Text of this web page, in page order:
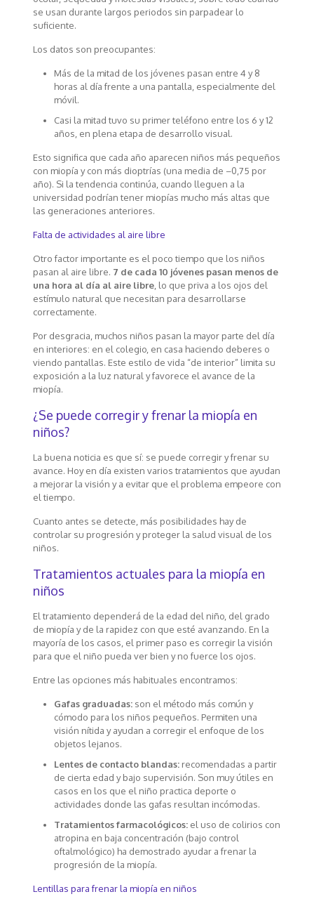
se usan durante largos periodos sin parpadear lo
suficiente.
Los datos son preocupantes:
Más de la mitad de los jóvenes pasan entre 4 y 8
horas al día frente a una pantalla, especialmente del
móvil.
Casi la mitad tuvo su primer teléfono entre los 6 y 12
años, en plena etapa de desarrollo visual.
Esto significa que cada año aparecen niños más pequeños
con miopía y con más dioptrías (una media de –0,75 por
año). Si la tendencia continúa, cuando lleguen a la
universidad podrían tener miopías mucho más altas que
las generaciones anteriores.
Falta de actividades al aire libre
Otro factor importante es el poco tiempo que los niños
pasan al aire libre. 7 de cada 10 jóvenes pasan menos de
una hora al día al aire libre, lo que priva a los ojos del
estímulo natural que necesitan para desarrollarse
correctamente.
Por desgracia, muchos niños pasan la mayor parte del día
en interiores: en el colegio, en casa haciendo deberes o
viendo pantallas. Este estilo de vida “de interior” limita su
exposición a la luz natural y favorece el avance de la
miopía.
¿Se puede corregir y frenar la miopía en
niños?
La buena noticia es que sí: se puede corregir y frenar su
avance. Hoy en día existen varios tratamientos que ayudan
a mejorar la visión y a evitar que el problema empeore con
el tiempo.
Cuanto antes se detecte, más posibilidades hay de
controlar su progresión y proteger la salud visual de los
niños.
Tratamientos actuales para la miopía en
niños
El tratamiento dependerá de la edad del niño, del grado
de miopía y de la rapidez con que esté avanzando. En la
mayoría de los casos, el primer paso es corregir la visión
para que el niño pueda ver bien y no fuerce los ojos.
Entre las opciones más habituales encontramos:
Gafas graduadas:son el método más común y
cómodo para los niños pequeños. Permiten una
visión nítida y ayudan a corregir el enfoque de los
objetos lejanos.
Lentes de contacto blandas:recomendadas a partir
de cierta edad y bajo supervisión. Son muy útiles en
casos en los que el niño practica deporte o
actividades donde las gafas resultan incómodas.
Tratamientos farmacológicos:el uso de colirios con
atropina en baja concentración (bajo control
oftalmológico) ha demostrado ayudar a frenar la
progresión de la miopía.
Lentillas para frenar la miopía en niños